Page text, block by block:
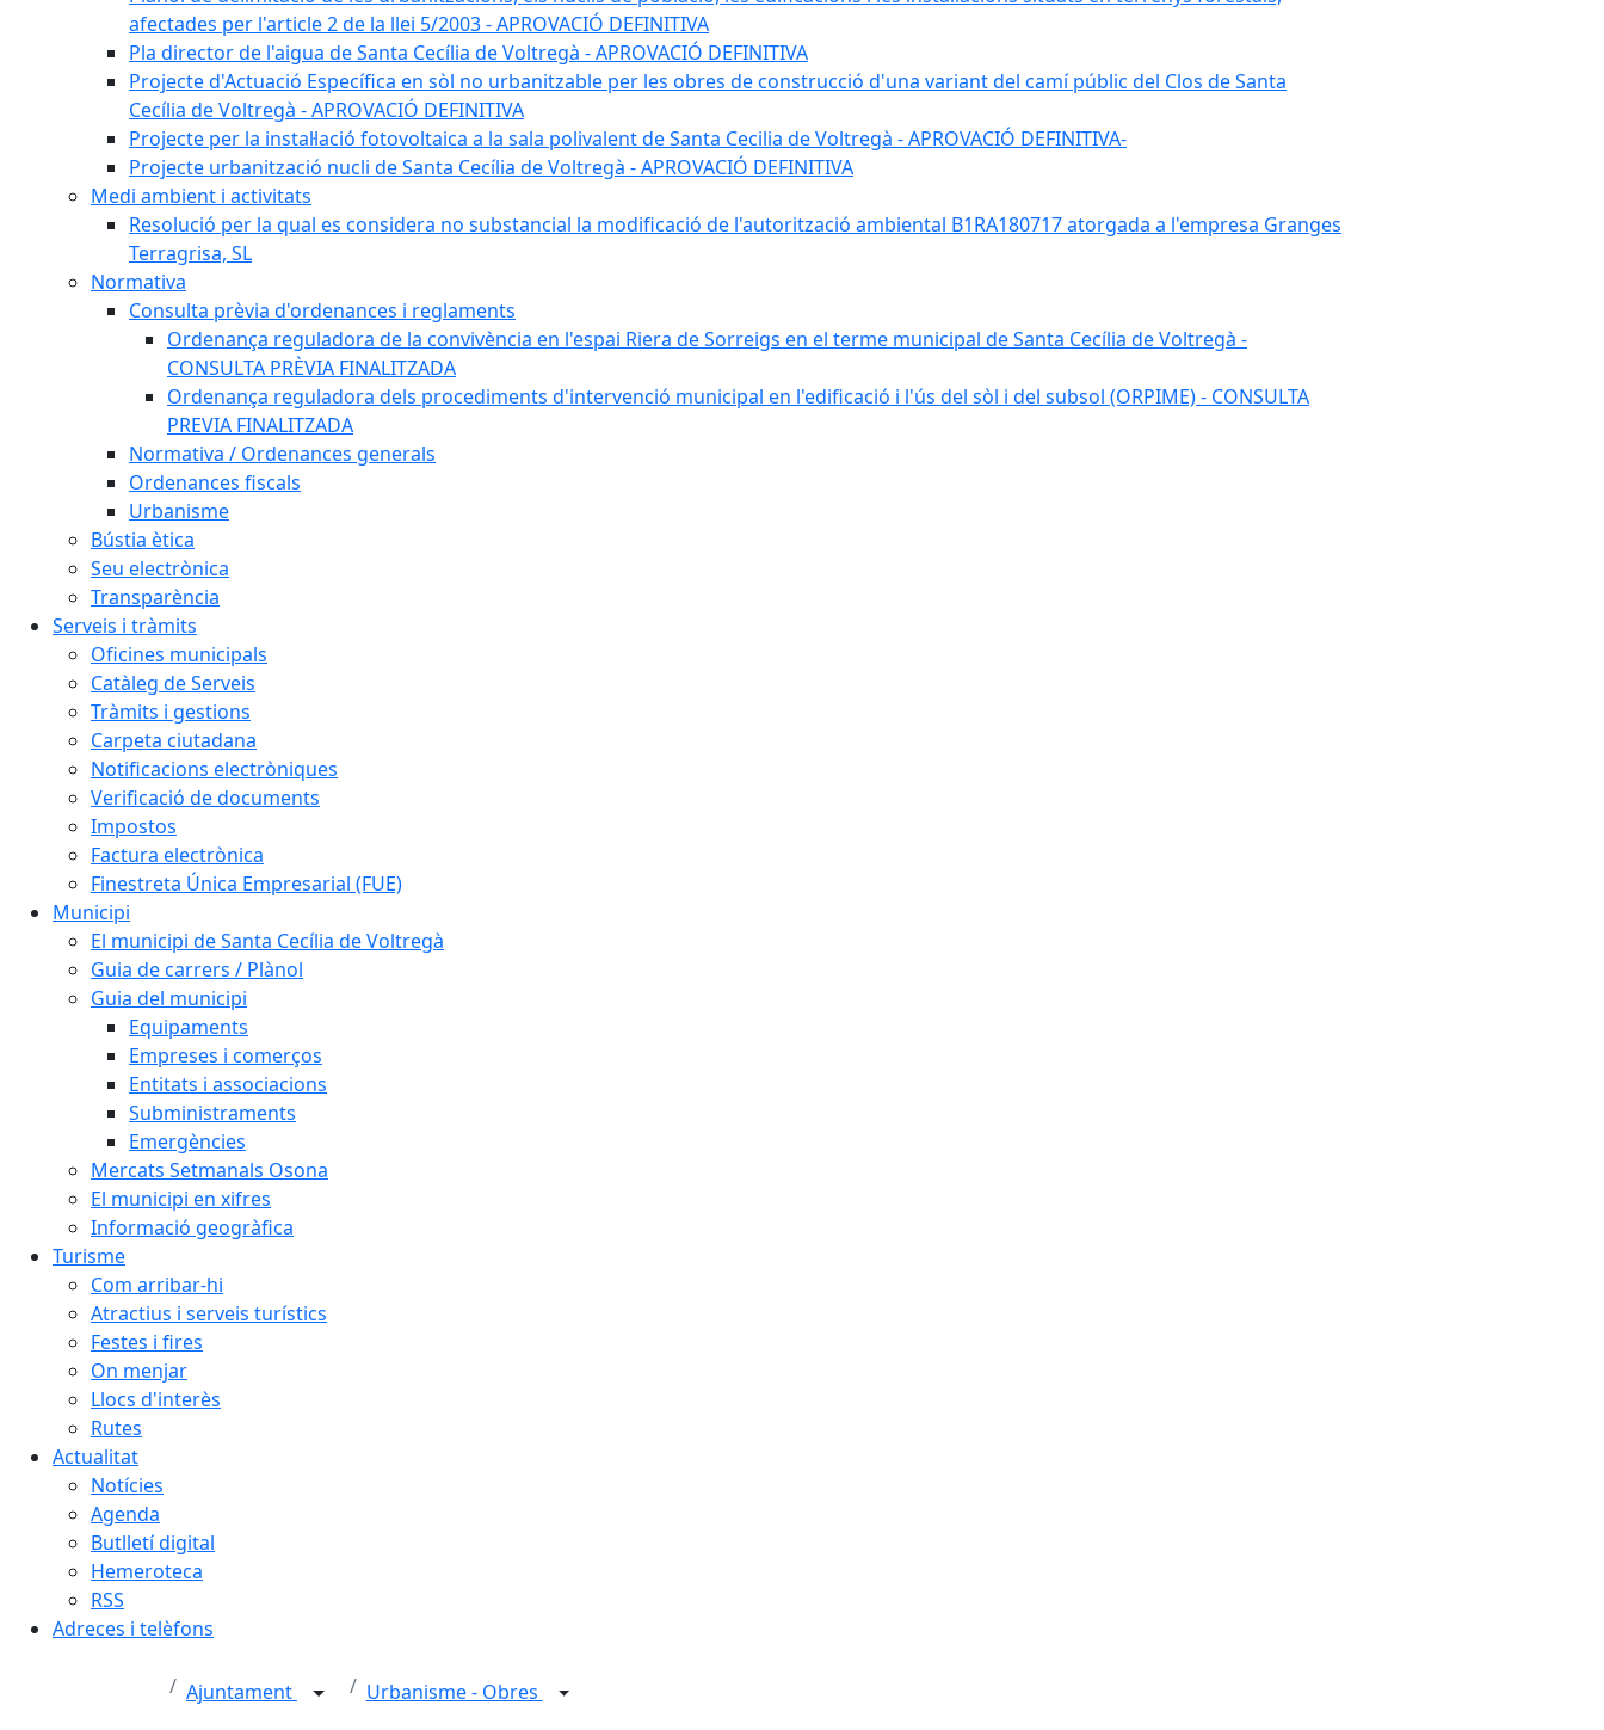
afectades per l'article 2 de la llei 5/2003 - APROVACIÓ DEFINITIVA
Pla director de l'aigua de Santa Cecília de Voltregà - APROVACIÓ DEFINITIVA
Projecte d'Actuació Específica en sòl no urbanitzable per les obres de construcció d'una variant del camí públic del Clos de Santa
Cecília de Voltregà - APROVACIÓ DEFINITIVA
Projecte per la instal·lació fotovoltaica a la sala polivalent de Santa Cecilia de Voltregà - APROVACIÓ DEFINITIVA-
Projecte urbanització nucli de Santa Cecília de Voltregà - APROVACIÓ DEFINITIVA
Medi ambient i activitats
Resolució per la qual es considera no substancial la modificació de l'autorització ambiental B1RA180717 atorgada a l'empresa Granges
Terragrisa, SL
Normativa
Consulta prèvia d'ordenances i reglaments
Ordenança reguladora de la convivència en l'espai Riera de Sorreigs en el terme municipal de Santa Cecília de Voltregà -
CONSULTA PRÈVIA FINALITZADA
Ordenança reguladora dels procediments d'intervenció municipal en l'edificació i l'ús del sòl i del subsol (ORPIME) - CONSULTA
PREVIA FINALITZADA
Normativa / Ordenances generals
Ordenances fiscals
Urbanisme
Bústia ètica
Seu electrònica
Transparència
Serveis i tràmits
Oficines municipals
Catàleg de Serveis
Tràmits i gestions
Carpeta ciutadana
Notificacions electròniques
Verificació de documents
Impostos
Factura electrònica
Finestreta Única Empresarial (FUE)
Municipi
El municipi de Santa Cecília de Voltregà
Guia de carrers / Plànol
Guia del municipi
Equipaments
Empreses i comerços
Entitats i associacions
Subministraments
Emergències
Mercats Setmanals Osona
El municipi en xifres
Informació geogràfica
Turisme
Com arribar-hi
Atractius i serveis turístics
Festes i fires
On menjar
Llocs d'interès
Rutes
Actualitat
Notícies
Agenda
Butlletí digital
Hemeroteca
RSS
Adreces i telèfons
Ajuntament Urbanisme - Obres